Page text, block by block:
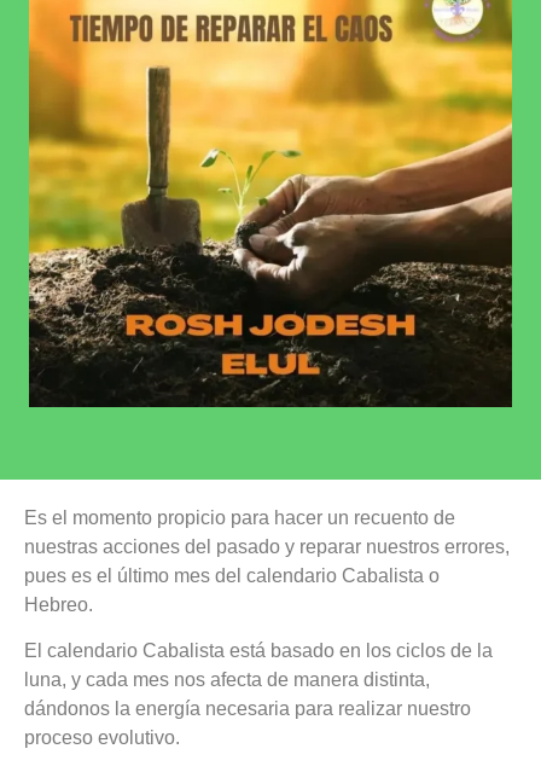
Es el momento propicio para hacer un recuento de
nuestras acciones del pasado y reparar nuestros errores,
pues es el último mes del calendario Cabalista o
Hebreo.
El calendario Cabalista está basado en los ciclos de la
luna, y cada mes nos afecta de manera distinta,
dándonos la energía necesaria para realizar nuestro
proceso evolutivo.